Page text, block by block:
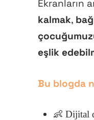
Ekranların
kalmak,
eşlik
Bu blogda
👶 Dijital